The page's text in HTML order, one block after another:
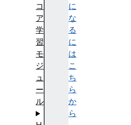
に
な
る
に
は
こ
ち
ら
か
ら
コ
ア
学
習
モ
ジ
ュ
ー
ル